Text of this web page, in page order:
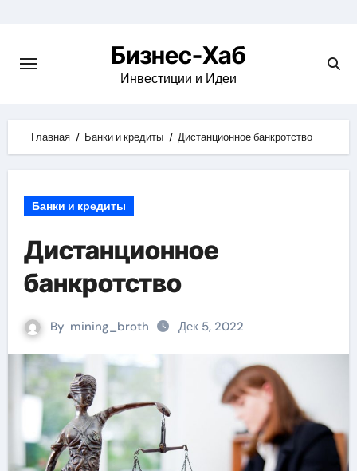
content
Бизнес-Хаб
Инвестиции и Идеи
Главная Банки и кредиты Дистанционное банкротство
Банки и кредиты
Дистанционное
банкротство
By mining_broth Дек 5, 2022